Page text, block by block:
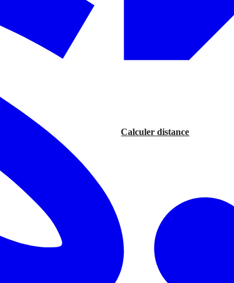
Calculer distance